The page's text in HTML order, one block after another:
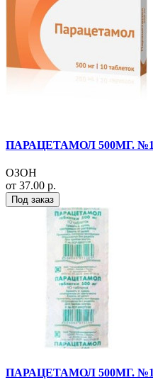
ПАРАЦЕТАМОЛ 500МГ.
ОЗОН
от 37.00 р.
Под заказ
ПАРАЦЕТАМОЛ 500МГ.